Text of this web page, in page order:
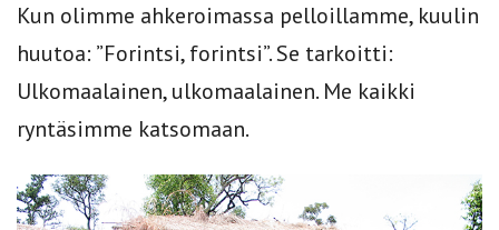
Kun olimme ahkeroimassa pelloillamme, kuulin
huutoa: ”Forintsi, forintsi”. Se tarkoitti:
Ulkomaalainen, ulkomaalainen. Me kaikki
ryntäsimme katsomaan.